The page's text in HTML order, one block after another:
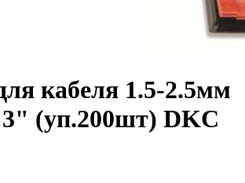
кабеля 1.5-2.5мм
(уп.200шт) DKC